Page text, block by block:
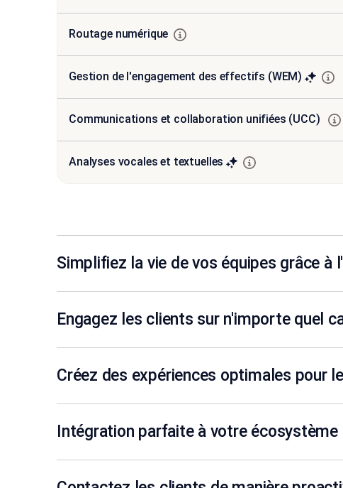
Routage numérique
Gestion de l'engagement des effectifs (WEM)
Communications et collaboration unifiées (UCC)
Analyses vocales et textuelles
Simplifiez la vie de vos équipes grâce
Engagez les clients sur n'importe quel
Créez des expériences optimales pour
Intégration parfaite à votre écosystème